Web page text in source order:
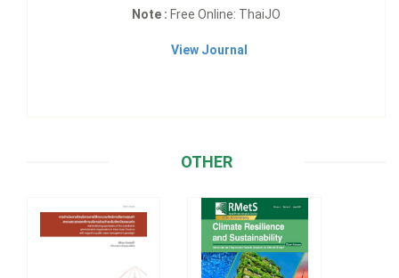
Note : Free Online: ThaiJO
View Journal
OTHER